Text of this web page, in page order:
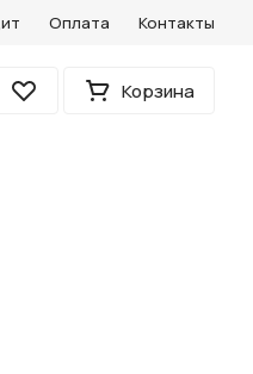
Оплата Контакты
Избранное Корзина